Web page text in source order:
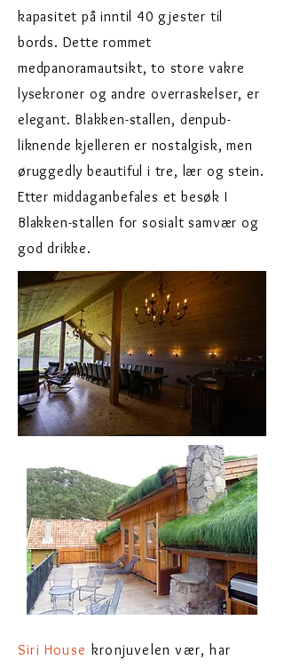
kapasitet på inntil 40 gjester til
bords. Dette rommet
medpanoramautsikt, to store vakre
lysekroner og andre overraskelser, er
elegant. Blakken-stallen, denpub-
liknende kjelleren er nostalgisk, men
øruggedly beautiful i tre, lær og stein.
Etter middaganbefales et besøk I
Blakken-stallen for sosialt samvær og
god drikke.
Siri House kronjuvelen vær, har